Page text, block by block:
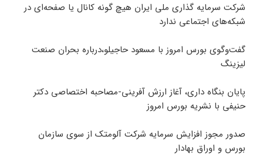
شرکت سرمایه گذاری ملی ایران هیچ گونه کانال یا صفحه‌ای در
شبکه‌های اجتماعی ندارد
گفت‌وگوی بورس امروز با مسعود حاجیلو،درباره بحران صنعت
لیزینگ
پایان بنگاه داری، آغاز ارزش آفرینی-مصاحبه اختصاصی دکتر
حنیفی با نشریه بورس امروز
صدور مجوز افزایش سرمایه شرکت آلومتک از سوی سازمان
بورس و اوراق بهادار